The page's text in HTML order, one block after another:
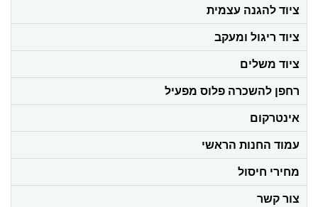
ציוד להגנה עצמית
ציוד ריגול ומעקב
ציוד משלים
רחפן להשכרה פלוס מפעיל
אינטרקום
עמוד החנות הראשי
מחירי חיסול
צור קשר